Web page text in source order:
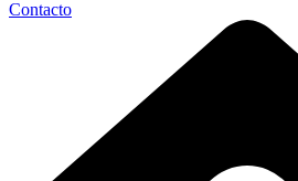
Contacto